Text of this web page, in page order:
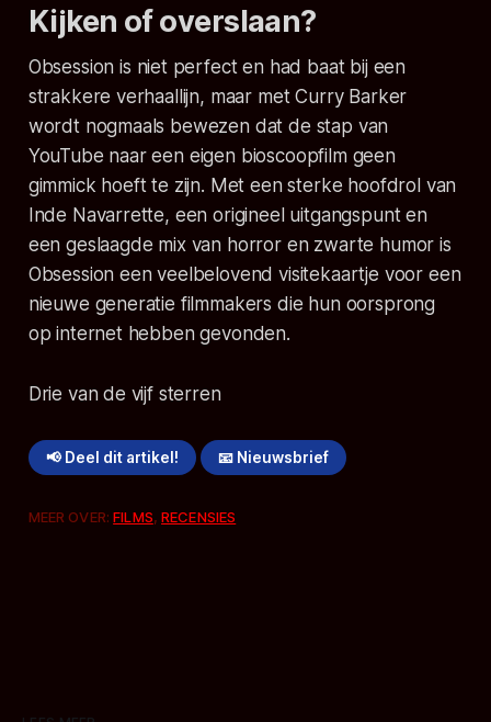
Kijken of overslaan?
Obsession is niet perfect en had baat bij een
strakkere verhaallijn, maar met Curry Barker
wordt nogmaals bewezen dat de stap van
YouTube naar een eigen bioscoopfilm geen
gimmick hoeft te zijn. Met een sterke hoofdrol van
Inde Navarrette, een origineel uitgangspunt en
een geslaagde mix van horror en zwarte humor is
Obsession een veelbelovend visitekaartje voor een
nieuwe generatie filmmakers die hun oorsprong
op internet hebben gevonden.
Drie van de vijf sterren
📢 Deel dit artikel! 📧 Nieuwsbrief
MEER OVER:FILMS,RECENSIES